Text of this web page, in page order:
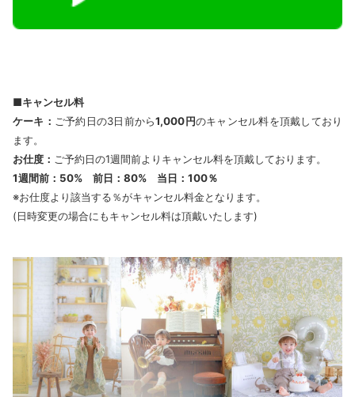
■キャンセル料
ケーキ： ご予約日の3日前から1,000円のキャンセル料を頂戴しており
ます。
お仕度： ご予約日の1週間前よりキャンセル料を頂戴しております。
1週間前：50% 前日：80% 当日：100％
※お仕度より該当する％がキャンセル料金となります。
(日時変更の場合にもキャンセル料は頂戴いたします)